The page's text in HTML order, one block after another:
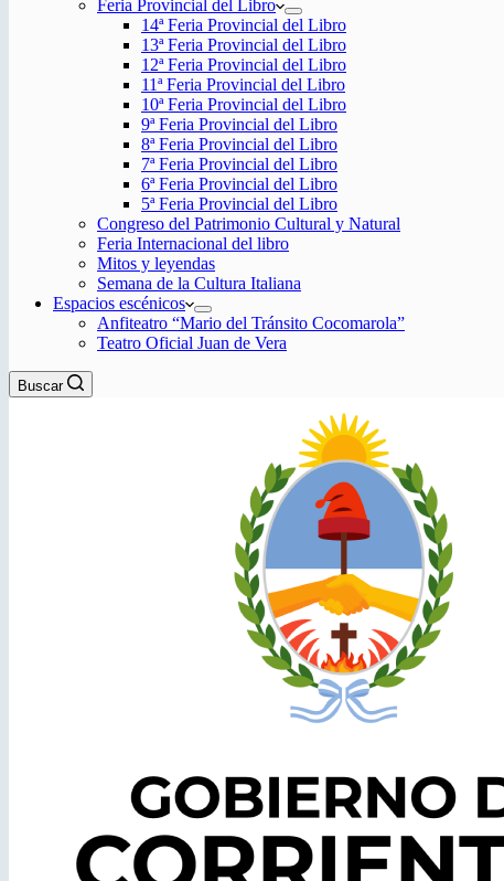
Feria Provincial del Libro
14ª Feria Provincial del Libro
13ª Feria Provincial del Libro
12ª Feria Provincial del Libro
11ª Feria Provincial del Libro
10ª Feria Provincial del Libro
9ª Feria Provincial del Libro
8ª Feria Provincial del Libro
7ª Feria Provincial del Libro
6ª Feria Provincial del Libro
5ª Feria Provincial del Libro
Congreso del Patrimonio Cultural y Natural
Feria Internacional del libro
Mitos y leyendas
Semana de la Cultura Italiana
Espacios escénicos
Anfiteatro “Mario del Tránsito Cocomarola”
Teatro Oficial Juan de Vera
Buscar